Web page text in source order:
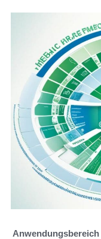
Anwendungsbereich